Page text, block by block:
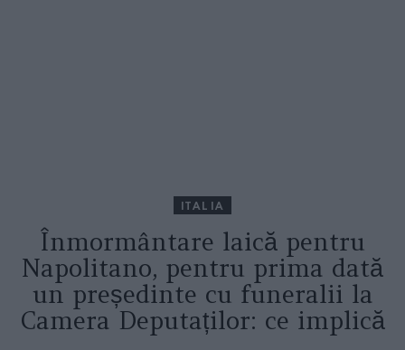
ITALIA
Înmormântare laică pentru
Napolitano, pentru prima dată
un președinte cu funeralii la
Camera Deputaților: ce implică